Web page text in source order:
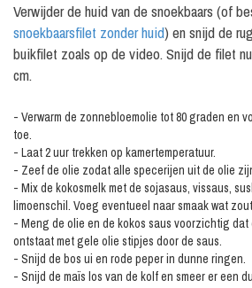
Verwijder de huid van de snoekbaars (of
snoekbaarsfilet zonder huid) en snijd de
buikfilet zoals op de video. Snijd de filet
cm.
- Verwarm de zonnebloemolie tot 80 graden en
toe.
- Laat 2 uur trekken op kamertemperatuur.
- Zeef de olie zodat alle specerijen uit de olie
- Mix de kokosmelk met de sojasaus, vissaus,
limoenschil. Voeg eventueel naar smaak wat
- Meng de olie en de kokos saus voorzichtig
ontstaat met gele olie stipjes door de saus.
- Snijd de bos ui en rode peper in dunne ringen.
- Snijd de maïs los van de kolf en smeer er een